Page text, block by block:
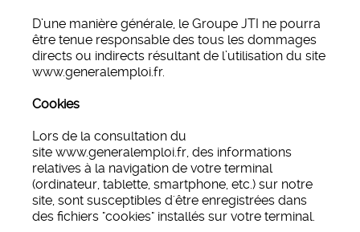
D’une manière générale, le Groupe JTI ne pourra
être tenue responsable des tous les dommages
directs ou indirects résultant de l’utilisation du site
www.generalemploi.fr.
Cookies
Lors de la consultation du
site www.generalemploi.fr, des informations
relatives à la navigation de votre terminal
(ordinateur, tablette, smartphone, etc.) sur notre
site, sont susceptibles d'être enregistrées dans
des fichiers "cookies" installés sur votre terminal.